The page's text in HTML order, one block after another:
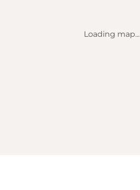
Loading map...